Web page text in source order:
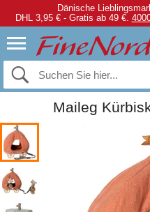
Dänische
DHL 3,95 € - Gratis ab 49 €.
Maileg